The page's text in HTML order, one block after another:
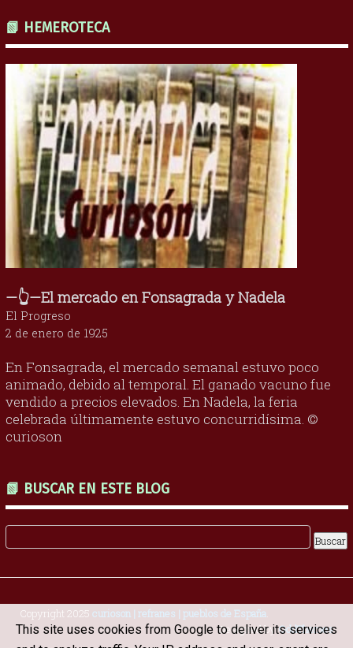
📗 HEMEROTECA
—👆—El mercado en Fonsagrada y Nadela
El Progreso
2 de enero de 1925
En Fonsagrada, el mercado semanal estuvo poco
animado, debido al temporal. El ganado vacuno fue
vendido a precios elevados. En Nadela, la feria
celebrada últimamente estuvo concurridísima. ©
curioson
📗 BUSCAR EN ESTE BLOG
Copyright 2025 curioson | refranes | pueblos de España
Designed byOddThemes
This site uses cookies from Google to deliver its services